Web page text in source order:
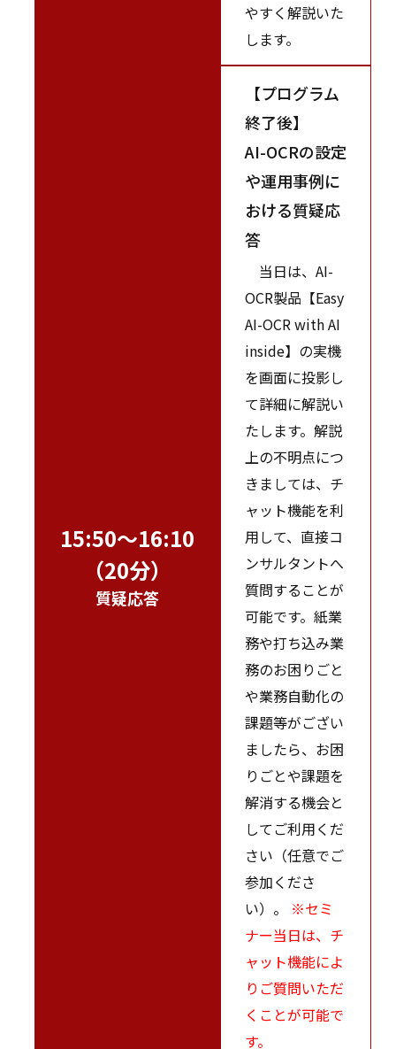
やすく解説いた
します。
15:50～16:10
（20分）
質疑応答
【プログラム
終了後】
AI-OCRの設定
や運用事例に
おける質疑応
答
当日は、AI-
OCR製品【Easy
AI-OCR with AI
inside】の実機
を画面に投影し
て詳細に解説い
たします。解説
上の不明点につ
きましては、チ
ャット機能を利
用して、直接コ
ンサルタントへ
質問することが
可能です。紙業
務や打ち込み業
務のお困りごと
や業務自動化の
課題等がござい
ましたら、お困
りごとや課題を
解消する機会と
してご利用くだ
さい（任意でご
参加くださ
い）。 ※セミ
ナー当日は、チ
ャット機能によ
りご質問いただ
くことが可能で
す。